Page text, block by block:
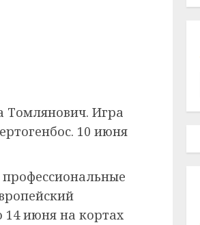
Томлянович. Игра
10 июня
14 июня на кортах